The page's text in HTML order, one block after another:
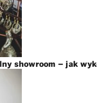
showroom – jak